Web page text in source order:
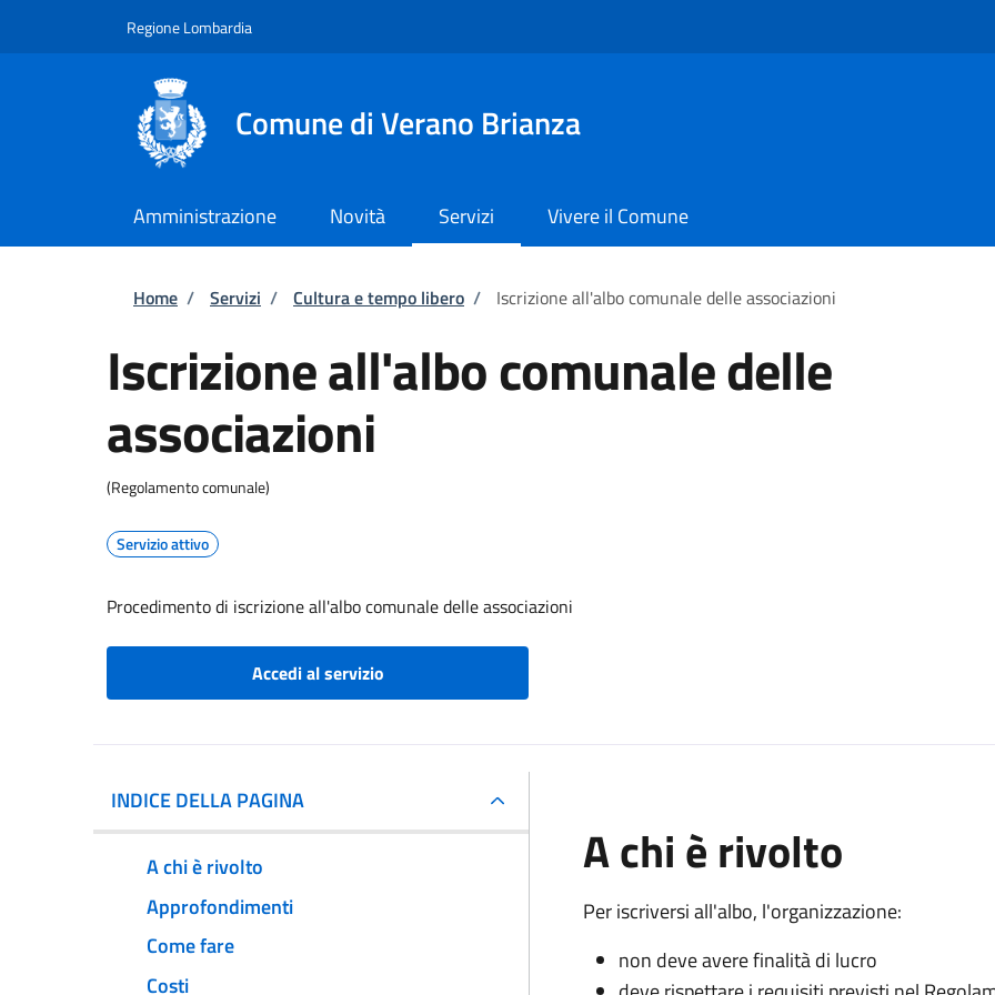
Regione Lombardia
Comune di Verano Brianza
Amministrazione Novità Servizi Vivere il Comune
Briciole di pane
Home / Servizi / Cultura e tempo libero / Iscrizione all'albo comunale delle associazioni
Iscrizione all'albo comunale delle
associazioni
(Regolamento comunale)
Servizio attivo
Procedimento di iscrizione all'albo comunale delle associazioni
Accedi al servizio
INDICE DELLA PAGINA
A chi è rivolto
Approfondimenti
Come fare
Costi
A chi è rivolto
Per iscriversi all'albo, l'organizzazione:
non deve avere finalità di lucro